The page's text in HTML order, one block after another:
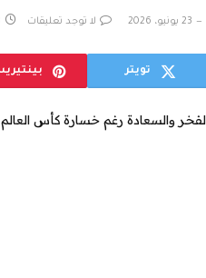
23 يونيو، 2026 لا توجد تعليقات
تويتر